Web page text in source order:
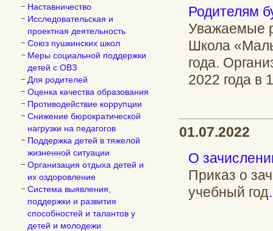
Наставничество
Исследовательская и
проектная деятельность
Союз пушкинских школ
Меры социальной поддержки
детей с ОВЗ
Для родителей
Оценка качества образования
Противодействие коррупции
Снижение бюрократической
нагрузки на педагогов
Поддержка детей в тяжелой
жизненной ситуации
Организация отдыха детей и
их оздоровление
Система выявления,
поддержки и развития
способностей и талантов у
детей и молодежи
Родителям
Уважаемые
Школа
года.
2022 года в
01.07.2022
О
Приказ о
учебный год